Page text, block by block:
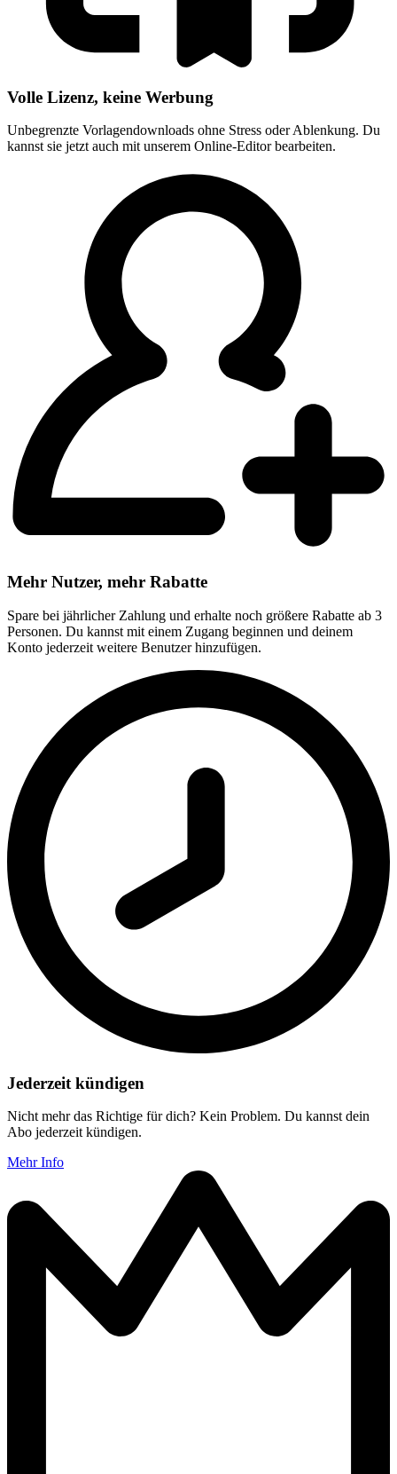
Volle Lizenz, keine Werbung
Unbegrenzte Vorlagendownloads ohne Stress oder Ablenkung. Du
kannst sie jetzt auch mit unserem Online-Editor bearbeiten.
Mehr Nutzer, mehr Rabatte
Spare bei jährlicher Zahlung und erhalte noch größere Rabatte ab 3
Personen. Du kannst mit einem Zugang beginnen und deinem
Konto jederzeit weitere Benutzer hinzufügen.
Jederzeit kündigen
Nicht mehr das Richtige für dich? Kein Problem. Du kannst dein
Abo jederzeit kündigen.
Mehr Info